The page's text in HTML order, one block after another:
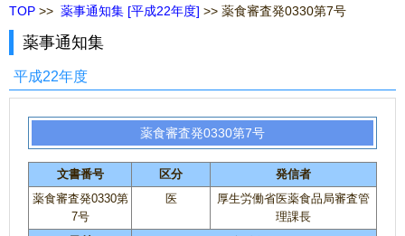
TOP >> 薬事通知集 [平成22年度] >> 薬食審査発0330第7号
薬事通知集
平成22年度
薬食審査発0330第7号
文書番号 区分
発信者
薬食審査発0330第
7号
医
厚生労働省医薬食品局審査管
理課長